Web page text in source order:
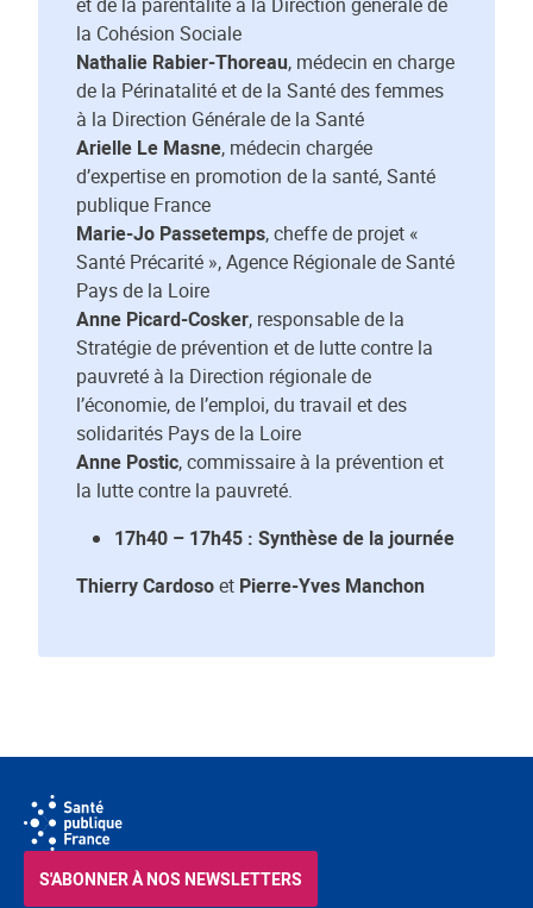
la Cohésion Sociale
Nathalie Rabier-Thoreau, médecin en charge
de la Périnatalité et de la Santé des femmes
à la Direction Générale de la Santé
Arielle Le Masne, médecin chargée
d’expertise en promotion de la santé, Santé
publique France
Marie-Jo Passetemps, cheffe de projet «
Santé Précarité », Agence Régionale de Santé
Pays de la Loire
Anne Picard-Cosker, responsable de la
Stratégie de prévention et de lutte contre la
pauvreté à la Direction régionale de
l’économie, de l’emploi, du travail et des
solidarités Pays de la Loire
Anne Postic, commissaire à la prévention et
la lutte contre la pauvreté.
17h40 – 17h45 : Synthèse de la journée
Thierry Cardosoet Pierre-Yves Manchon
S'ABONNER À NOS NEWSLETTERS